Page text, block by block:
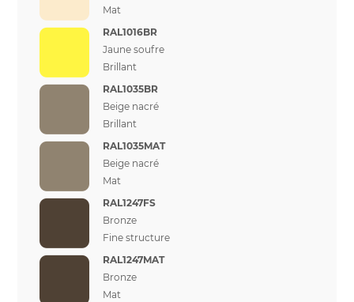
Mat
RAL1016BR
Jaune soufre
Brillant
RAL1035BR
Beige nacré
Brillant
RAL1035MAT
Beige nacré
Mat
RAL1247FS
Bronze
Fine structure
RAL1247MAT
Bronze
Mat